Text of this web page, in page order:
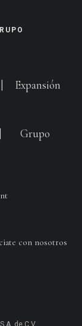
Expansión
Grupo
con nosotros